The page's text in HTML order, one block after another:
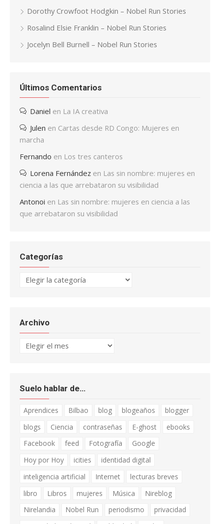
Dorothy Crowfoot Hodgkin – Nobel Run Stories
Rosalind Elsie Franklin – Nobel Run Stories
Jocelyn Bell Burnell – Nobel Run Stories
Últimos Comentarios
Daniel en La IA creativa
Julen en Cartas desde RD Congo: Mujeres en
marcha
Fernando en Los tres canteros
Lorena Fernández en Las sin nombre: mujeres en
ciencia a las que arrebataron su visibilidad
Antonoi en Las sin nombre: mujeres en ciencia a las
que arrebataron su visibilidad
Categorías
Categorías
Archivo
Archivo
Suelo hablar de…
Aprendices Bilbao blog blogeaños
blogger
blogs
Ciencia contraseñas E-ghost
ebooks
Facebook
feed Fotografía
Google
Hoy por Hoy
icities
identidad digital
inteligencia artificial
Internet
lecturas breves
libro
Libros mujeres Música
Nireblog
Nirelandia
Nobel Run periodismo
privacidad